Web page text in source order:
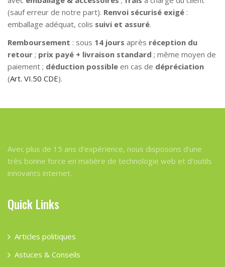
(sauf erreur de notre part). Renvoi sécurisé exigé :
emballage adéquat, colis suivi et assuré.
Remboursement : sous 14 jours après réception du
retour ; prix payé + livraison standard ; même moyen de
paiement ; déduction possible en cas de dépréciation
(Art. VI.50 CDE).
Avec plus de 15 ans d'expérience, nous disposons d'une
très bonne force en matière de technologie web et d'outils
innovants internet.
Quick Links
Articles politiques
Astuces & Conseils